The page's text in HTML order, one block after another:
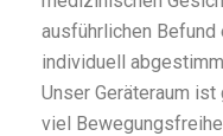
ausführlichen
individuell
Unser Geräteraum
viel